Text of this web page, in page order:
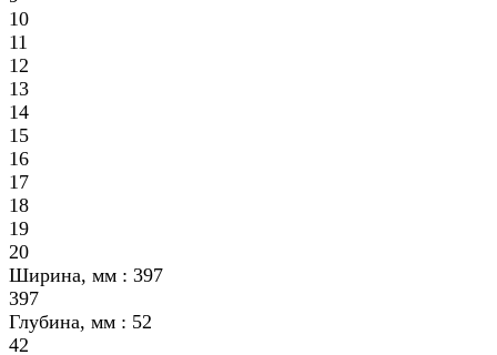
10
11
12
13
14
15
16
17
18
19
20
Ширина, мм : 397
397
Глубина, мм : 52
42